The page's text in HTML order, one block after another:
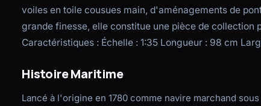
voiles en toile cousues main, d'aménagements de
grande finesse, elle constitue une pièce de
Caractéristiques : Échelle : 1:35 Longueur : 98 cm
Histoire Maritime
Lancé à l'origine en 1780 comme navire marchand